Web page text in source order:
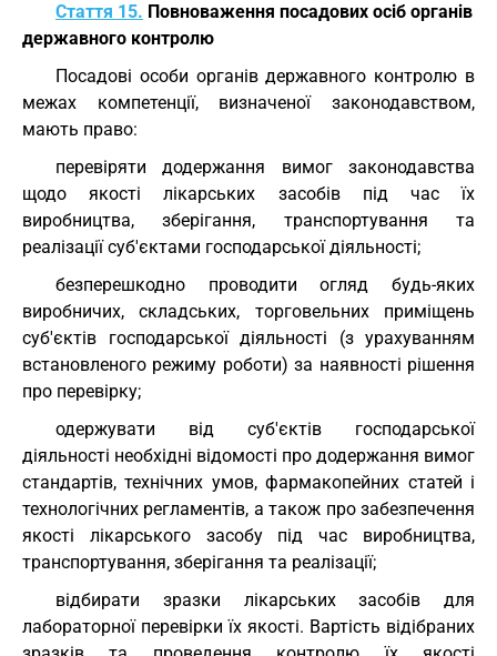
Стаття 15. Повноваження посадових осіб органів
державного контролю
Посадові особи органів державного контролю в
межах компетенції, визначеної законодавством,
мають право:
перевіряти додержання вимог законодавства
щодо якості лікарських засобів під час їх
виробництва, зберігання, транспортування та
реалізації суб'єктами господарської діяльності;
безперешкодно проводити огляд будь-яких
виробничих, складських, торговельних приміщень
суб'єктів господарської діяльності (з урахуванням
встановленого режиму роботи) за наявності рішення
про перевірку;
одержувати від суб'єктів господарської
діяльності необхідні відомості про додержання вимог
стандартів, технічних умов, фармакопейних статей і
технологічних регламентів, а також про забезпечення
якості лікарського засобу під час виробництва,
транспортування, зберігання та реалізації;
відбирати зразки лікарських засобів для
лабораторної перевірки їх якості. Вартість відібраних